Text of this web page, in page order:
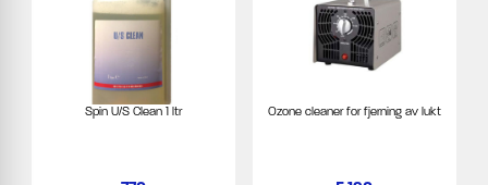
Spin U/S Clean 1 ltr Ozone cleaner for fjerning av lukt